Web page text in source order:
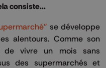
consiste...
se développe
alentours. Comme son
de vivre un mois sans
des supermarchés et